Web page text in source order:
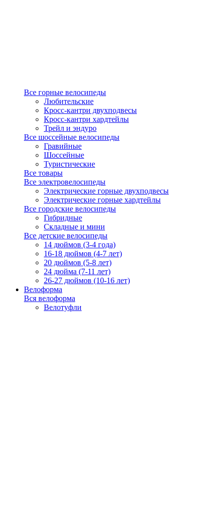
Все горные велосипеды
Любительские
Кросс-кантри двухподвесы
Кросс-кантри хардтейлы
Трейл и эндуро
Все шоссейные велосипеды
Гравийные
Шоссейные
Туристические
Все товары
Все электровелосипеды
Электрические горные двухподвесы
Электрические горные хардтейлы
Все городские велосипеды
Гибридные
Складные и мини
Все детские велосипеды
14 дюймов (3-4 года)
16-18 дюймов (4-7 лет)
20 дюймов (5-8 лет)
24 дюйма (7-11 лет)
26-27 дюймов (10-16 лет)
Велоформа
Вся велоформа
Велотуфли